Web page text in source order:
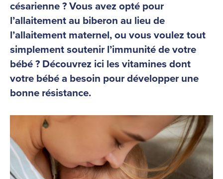
césarienne ? Vous avez opté pour
l’allaitement au biberon au lieu de
l’allaitement maternel, ou vous voulez tout
simplement soutenir l’immunité de votre
bébé ? Découvrez ici les vitamines dont
votre bébé a besoin pour développer une
bonne résistance.